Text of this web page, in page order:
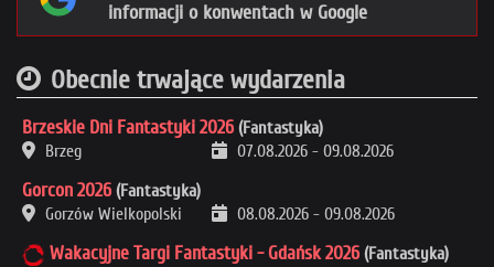
informacji o konwentach w Google
Obecnie trwające wydarzenia
Brzeskie Dni Fantastyki 2026 (Fantastyka)
Brzeg
07.08.2026 - 09.08.2026
Gorcon 2026 (Fantastyka)
Gorzów Wielkopolski
08.08.2026 - 09.08.2026
Wakacyjne Targi Fantastyki - Gdańsk 2026 (Fantastyka)